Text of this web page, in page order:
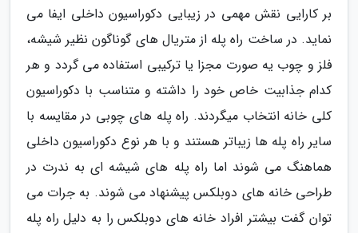
بر کارایی نقش مهمی در زیبایی دکوراسیون داخلی ایفا می
نماید. در ساخت راه پله از متریال های گوناگون نظیر شیشه،
فلز و چوب یه صورت مجزا یا ترکیبی استفاده می گردد و هر
کدام جذابیت خاص خود را داشته و متناسب با دکوراسیون
کلی خانه انتخاب میگردند. راه پله های چوبی در مقایسه با
سایر راه پله ها زیباتر هستند و با هر نوع دکوراسیون داخلی
هماهنگ می شوند اما راه پله های شیشه ای به ندرت در
طراحی خانه های دوبلکس پیشنهاد می شوند. به جرات می
توان گفت بیشتر افراد خانه های دوبلکس را به دلیل راه پله